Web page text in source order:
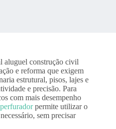
aluguel construção civil
e reforma que exigem
estrutural, pisos, lajes e
e precisão. Para
com mais desempenho
permite utilizar o
sem precisar